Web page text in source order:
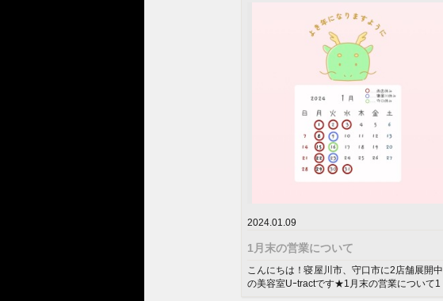
2024.01.09
1月末の営業について
こんにちは！寝屋川市、守口市に2店舗展開中
の美容室Uｰtractです★1月末の営業について1